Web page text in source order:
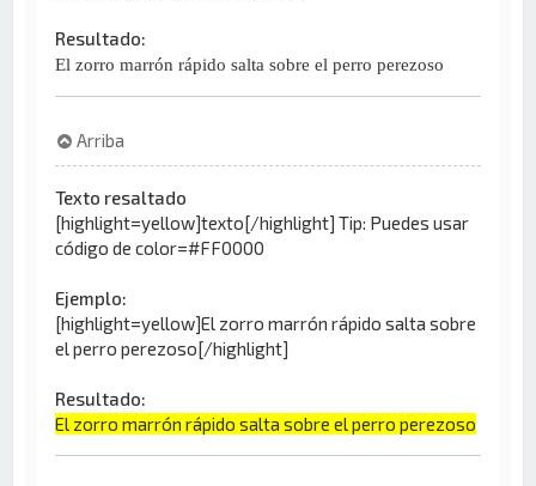
Resultado:
El zorro marrón rápido salta sobre el perro perezoso
Arriba
Texto resaltado
[highlight=yellow]texto[/highlight] Tip: Puedes usar
código de color=#FF0000
Ejemplo:
[highlight=yellow]El zorro marrón rápido salta sobre
el perro perezoso[/highlight]
Resultado:
El zorro marrón rápido salta sobre el perro perezoso